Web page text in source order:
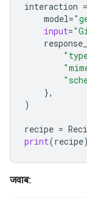
interaction =
model=
input=
},
)
recipe =
print(recipe)
जवाब: